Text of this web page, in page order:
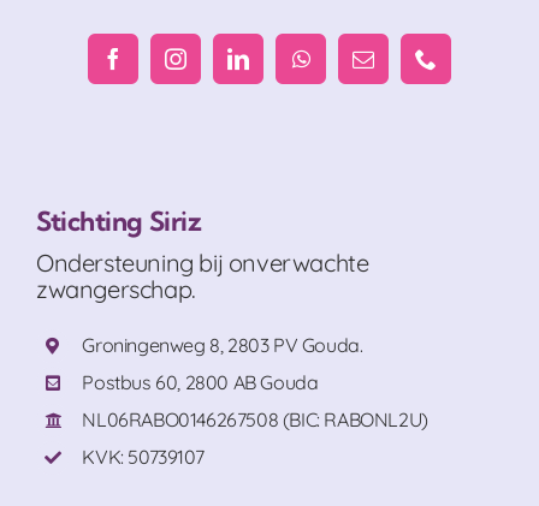
Stichting Siriz
Ondersteuning bij onverwachte
zwangerschap.
Groningenweg 8, 2803 PV Gouda.
Postbus 60, 2800 AB Gouda
NL06RABO0146267508 (BIC: RABONL2U)
KVK: 50739107